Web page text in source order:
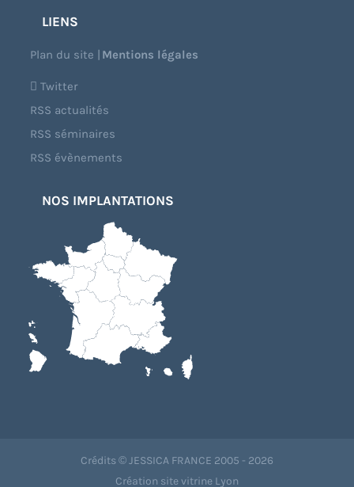
LIENS
Plan du site |Mentions légales
Twitter
RSS actualités
RSS séminaires
RSS évènements
NOS IMPLANTATIONS
Crédits © JESSICA FRANCE 2005 - 2026
Création site vitrine Lyon